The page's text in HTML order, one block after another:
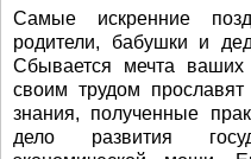
Самые искренние
родители, бабушки и
Сбывается мечта
своим трудом
знания, полученные
дело развития